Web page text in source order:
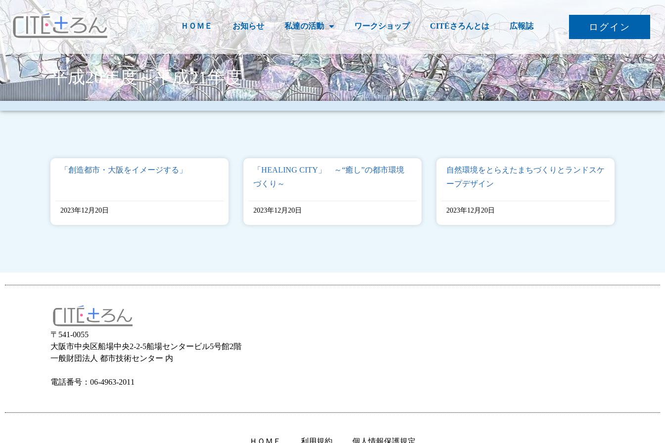
ＨＯＭＥ お知らせ 私達の活動 ワークショップ CITÉさろんとは 広報誌 ログイン
平成20年度～平成21年度
「創造都市・大阪をイメージする」
2023年12月20日
「HEALING CITY」 ～“癒し”の都市環境
づくり～
2023年12月20日
自然環境をとらえたまちづくりとランドスケ
ープデザイン
2023年12月20日
〒541-0055
大阪市中央区船場中央2-2-5船場センタービル5号館2階
一般財団法人 都市技術センター 内
電話番号：06-4963-2011